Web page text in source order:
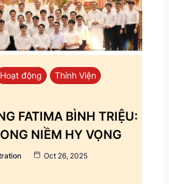
Hoạt động
Thỉnh Viện
FATIMA BÌNH TRIỆU:
NIỀM HY VỌNG
Oct 26, 2025